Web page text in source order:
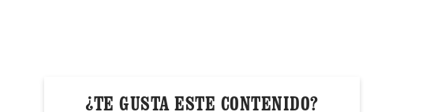
¿TE GUSTA ESTE CONTENIDO?